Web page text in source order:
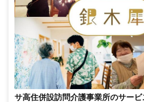
サ高住併設訪問介護事業所のサー